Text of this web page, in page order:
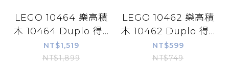
LEGO 10464 樂高積
木 10464 Duplo 得...
NT$1,519
NT$1,899
LEGO 10462 樂高積
木 10462 Duplo 得...
NT$599
NT$749